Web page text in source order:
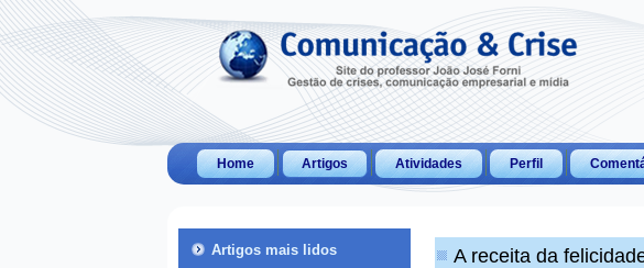
Home Artigos Atividades Perfil
Artigos mais lidos A receita da